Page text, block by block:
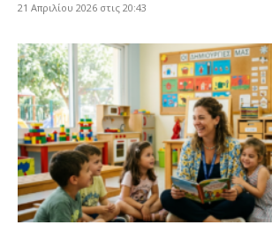
21 Απριλίου 2026 στις 20:43